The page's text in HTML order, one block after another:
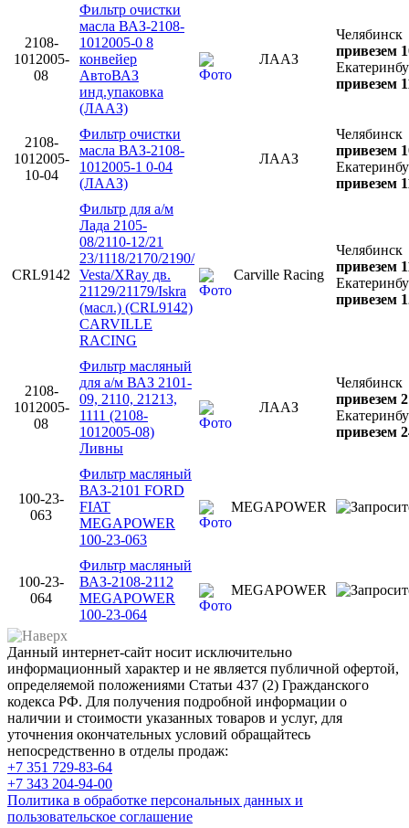
2108-
1012005-
08
Фильтр очистки
масла ВАЗ-2108-
1012005-0 8
конвейер
АвтоВАЗ
инд.упаковка
(ЛААЗ)
ЛААЗ
Челябинск
привезем
привезем
2108-
1012005-
10-04
Фильтр очистки
масла ВАЗ-2108-
1012005-1 0-04
(ЛААЗ)
ЛААЗ
Челябинск
привезем
привезем
CRL9142
Фильтр для а/м
Лада 2105-
08/2110-12/21
23/1118/2170/2190/
Vesta/XRay дв.
21129/21179/Iskra
(масл.) (CRL9142)
CARVILLE
RACING
Carville Racing
Челябинск
привезем
привезем
2108-
1012005-
08
Фильтр масляный
для а/м ВАЗ 2101-
09, 2110, 21213,
1111 (2108-
1012005-08)
Ливны
ЛААЗ
Челябинск
привезем
привезем
100-23-
063
Фильтр масляный
ВАЗ-2101 FORD
FIAT
MEGAPOWER
100-23-063
MEGAPOWER
100-23-
064
Фильтр масляный
ВАЗ-2108-2112
MEGAPOWER
100-23-064
MEGAPOWER
Данный интернет-сайт носит исключительно
информационный характер и не является публичной офертой,
определяемой положениями Статьи 437 (2) Гражданского
кодекса РФ. Для получения подробной информации о
наличии и стоимости указанных товаров и услуг, для
уточнения окончательных условий обращайтесь
непосредственно в отделы продаж:
+7 351 729-83-64
+7 343 204-94-00
Политика в обработке персональных данных и
пользовательское соглашение